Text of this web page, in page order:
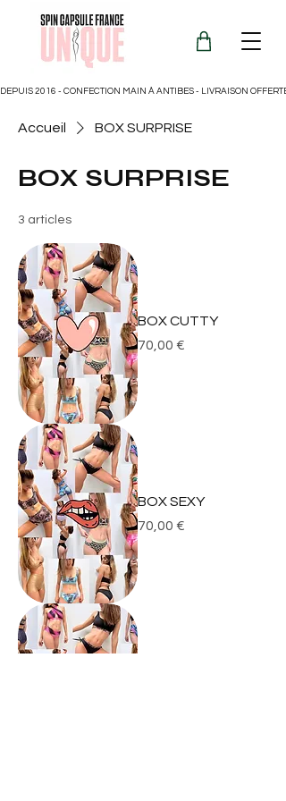
DEPUIS 2016 - CONFECTION MAIN À ANTIBES - LIVRAISON
Accueil BOX SURPRISE
BOX SURPRISE
3 articles
BOX CUTTY
Prix
70,00 €
BOX SEXY
Prix
70,00 €